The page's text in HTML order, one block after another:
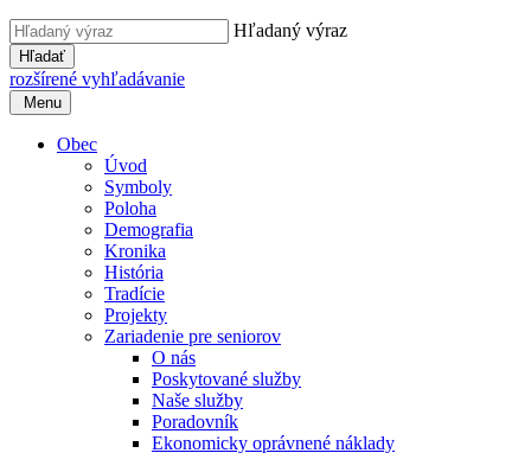
Hľadaný výraz
Hľadať
rozšírené vyhľadávanie
Menu
Obec
Úvod
Symboly
Poloha
Demografia
Kronika
História
Tradície
Projekty
Zariadenie pre seniorov
O nás
Poskytované služby
Naše služby
Poradovník
Ekonomicky oprávnené náklady